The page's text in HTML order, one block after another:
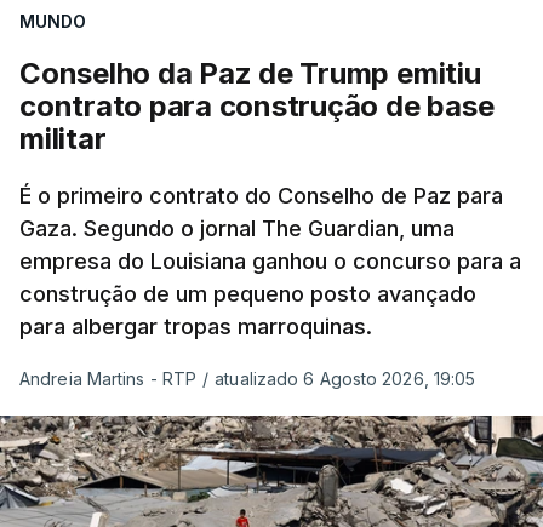
MUNDO
Conselho da Paz de Trump emitiu
contrato para construção de base
militar
É o primeiro contrato do Conselho de Paz para
Gaza. Segundo o jornal The Guardian, uma
empresa do Louisiana ganhou o concurso para a
construção de um pequeno posto avançado
para albergar tropas marroquinas.
Andreia Martins - RTP / atualizado 6 Agosto 2026, 19:05